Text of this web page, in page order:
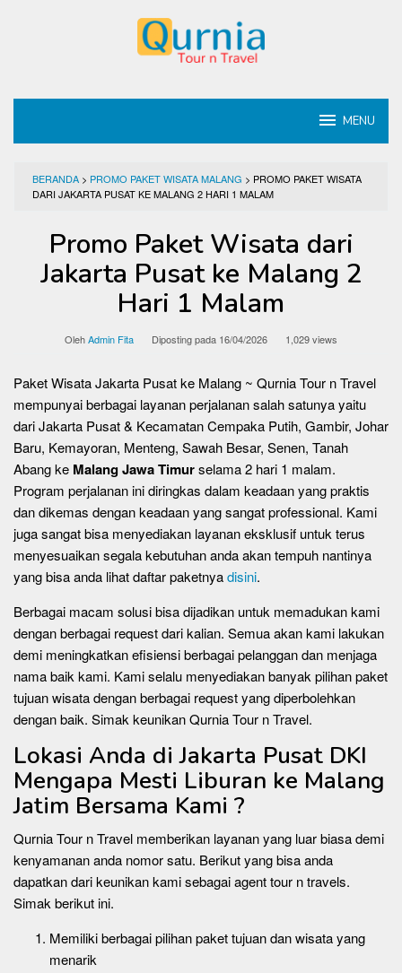
MENU
BERANDA > PROMO PAKET WISATA MALANG > PROMO PAKET WISATA
DARI JAKARTA PUSAT KE MALANG 2 HARI 1 MALAM
Promo Paket Wisata dari
Jakarta Pusat ke Malang 2
Hari 1 Malam
OlehAdmin Fita Diposting pada 16/04/2026 1,029 views
Paket Wisata Jakarta Pusat ke Malang ~ Qurnia Tour n Travel
mempunyai berbagai layanan perjalanan salah satunya yaitu
dari Jakarta Pusat & Kecamatan Cempaka Putih, Gambir, Johar
Baru, Kemayoran, Menteng, Sawah Besar, Senen, Tanah
Abang ke Malang Jawa Timurselama 2 hari 1 malam.
Program perjalanan ini diringkas dalam keadaan yang praktis
dan dikemas dengan keadaan yang sangat professional. Kami
juga sangat bisa menyediakan layanan eksklusif untuk terus
menyesuaikan segala kebutuhan anda akan tempuh nantinya
yang bisa anda lihat daftar paketnyadisini.
Berbagai macam solusi bisa dijadikan untuk memadukan kami
dengan berbagai request dari kalian. Semua akan kami lakukan
demi meningkatkan efisiensi berbagai pelanggan dan menjaga
nama baik kami. Kami selalu menyediakan banyak pilihan paket
tujuan wisata dengan berbagai request yang diperbolehkan
dengan baik. Simak keunikan Qurnia Tour n Travel.
Lokasi Anda di Jakarta Pusat DKI
Mengapa Mesti Liburan ke Malang
Jatim Bersama Kami ?
Qurnia Tour n Travel memberikan layanan yang luar biasa demi
kenyamanan anda nomor satu. Berikut yang bisa anda
dapatkan dari keunikan kami sebagai agent tour n travels.
Simak berikut ini.
Memiliki berbagai pilihan paket tujuan dan wisata yang
menarik